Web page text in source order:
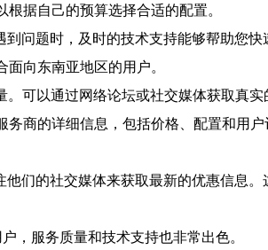
据自己的预算选择合适的配置。
问题时，及时的技术支持能够帮助您快
向东南亚地区的用户。
可以通过网络论坛或社交媒体获取真实
商的详细信息，包括价格、配置和用
们的社交媒体来获取最新的优惠信息。
，服务质量和技术支持也非常出色。